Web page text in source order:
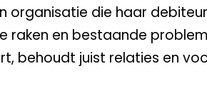
organisatie die haar
raken en bestaande
behoudt juist relaties en